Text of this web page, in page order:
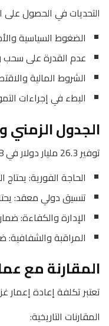
التحديات في الحصول على
الضغوط السياسية
عدم القدرة على
الشروط المالية
البطء في إجراءات
الجدول الزمني
توفير 26.3 مليار دولار في 18 شهراً الأولى يواجه تحديات:
الحاجة الفورية:
تنسيق دولي معقد:
الإدارة والكفاءة:
المراقبة
المقارنة مع
تعتبر تكلفة إعادة إعمار
المقارنات التاريخية: